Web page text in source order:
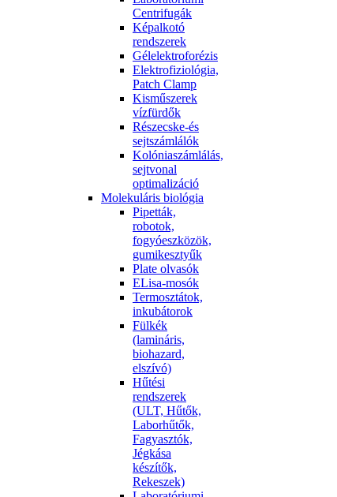
Centrifugák
Képalkotó
rendszerek
Gélelektroforézis
Elektrofiziológia,
Patch Clamp
Kisműszerek
vízfürdők
Részecske-és
sejtszámlálók
Kolóniaszámlálás,
sejtvonal
optimalizáció
Molekuláris biológia
Pipetták,
robotok,
fogyóeszközök,
gumikesztyűk
Plate olvasók
ELisa-mosók
Termosztátok,
inkubátorok
Fülkék
(lamináris,
biohazard,
elszívó)
Hűtési
rendszerek
(ULT, Hűtők,
Laborhűtők,
Fagyasztók,
Jégkása
készítők,
Rekeszek)